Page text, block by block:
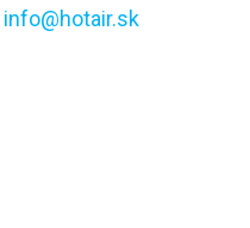
info@hotair.sk